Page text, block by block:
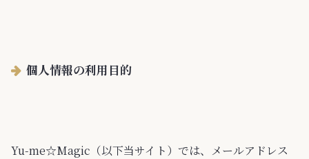
個人情報の利用目的
Yu-me☆Magic（以下当サイト）では、メールアドレス